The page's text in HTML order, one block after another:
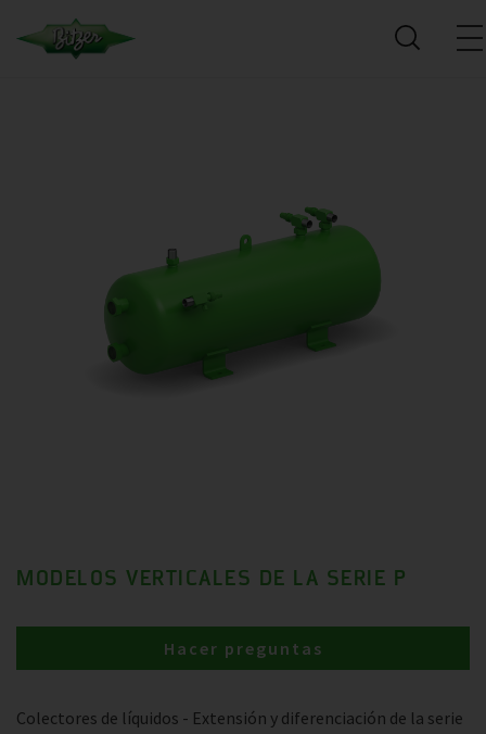
MODELOS VERTICALES DE LA SERIE P
Colectores de líquidos - Extensión y diferenciación de la serie
Hacer preguntas